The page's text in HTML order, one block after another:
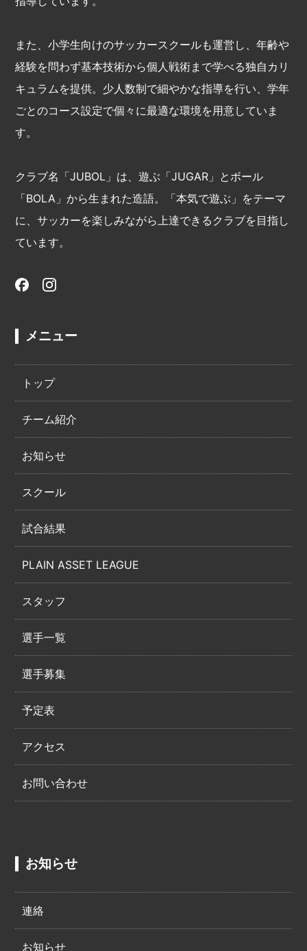
また、小学生向けのサッカースクールも運営し、年齢や
経験を問わず基本技術から個人戦術まで学べる独自カリ
キュラムを提供。少人数制で細やかな指導を行い、学年
ごとのコース設定で個々に最適な環境を用意していま
す。
クラブ名「JUBOL」は、遊ぶ「JUGAR」とボール
「BOLA」から生まれた造語。「本気で遊ぶ」をテーマ
に、サッカーを楽しみながら上達できるクラブを目指し
ています。
メニュー
トップ
チーム紹介
お知らせ
スクール
試合結果
PLAIN ASSET LEAGUE
スタッフ
選手一覧
選手募集
予定表
アクセス
お問い合わせ
お知らせ
連絡
お知らせ